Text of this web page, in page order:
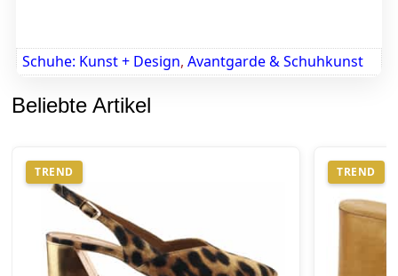
Schuhe: Kunst + Design, Avantgarde & Schuhkunst
Beliebte Artikel
TREND TREND